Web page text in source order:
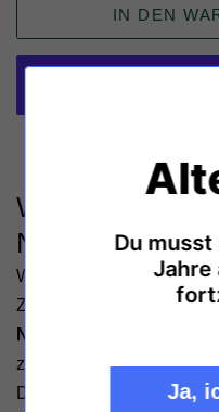
IN DEN
Weingut
Noir Asselheim
Weingut Matthias Gaul
Zu den
Noir Asselheim
zu Gänsebraten und Co.
Doch nicht nur im
Du
Jahre
Ja,